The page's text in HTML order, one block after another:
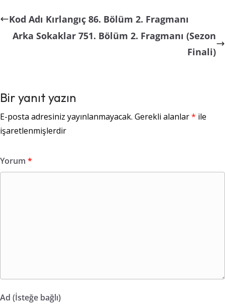
Kod Adı Kırlangıç 86. Bölüm 2. Fragmanı
Arka Sokaklar 751. Bölüm 2. Fragmanı (Sezon
Finali)
Bir yanıt yazın
E-posta adresiniz yayınlanmayacak. Gerekli alanlar* ile
işaretlenmişlerdir
Yorum *
Ad (İsteğe bağlı)